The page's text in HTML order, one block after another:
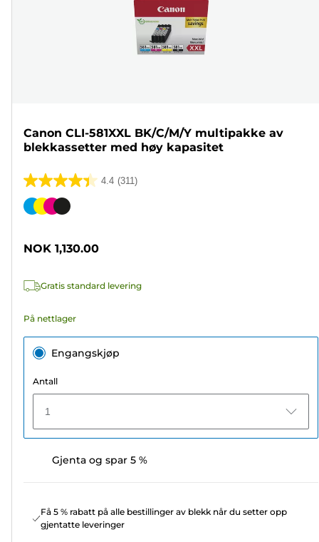
Canon CLI-581XXL BK/C/M/Y multipakke av
blekkassetter med høy kapasitet
4.4 (311)
4.4
av
311
Fargekassett
NOK 1,130.00
Gratis standard levering
På nettlager
Engangskjøp
Antall
1
Gjenta og spar 5 %
Få 5 % rabatt på alle bestillinger av blekk når du setter opp
gjentatte leveringer